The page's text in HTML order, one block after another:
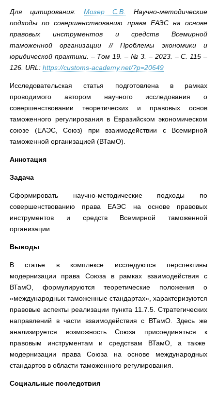
Для цитирования: Мозер С.В.
Научно-методические
подходы по совершенствованию права ЕАЭС на основе
правовых инструментов и средств Всемирной
таможенной организации // Проблемы экономики и
юридической практики. – Том 19. – № 3. – 2023. – С. 115 –
126. URL: https://customs-academy.net/?p=20649
Исследовательская статья подготовлена в рамках
проводимого автором научного исследования о
совершенствовании теоретических и правовых основ
таможенного регулирования в Евразийском экономическом
союзе (ЕАЭС, Союз) при взаимодействии с Всемирной
таможенной организацией (ВТамО).
Аннотация
Задача
Сформировать научно-методические подходы по
совершенствованию права ЕАЭС на основе правовых
инструментов и средств Всемирной таможенной
организации.
Выводы
В статье в комплексе исследуются перспективы
модернизации права Союза в рамках взаимодействия с
ВТамО, формулируются теоретические положения о
«международных таможенные стандартах», характеризуются
правовые аспекты реализации пункта 11.7.5. Стратегических
направлений в части взаимодействия с ВТамО. Здесь же
анализируется возможность Союза присоединяться к
правовым инструментам и средствам ВТамО, а также
модернизации права Союза на основе международных
стандартов в области таможенного регулирования.
Социальные последствия